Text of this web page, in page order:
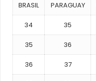
BRASIL PARAGUAY
34 35
35 36
36 37